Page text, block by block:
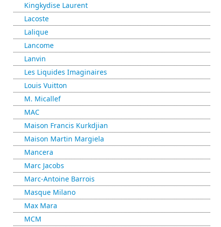
Kingkydise Laurent
Lacoste
Lalique
Lancome
Lanvin
Les Liquides Imaginaires
Louis Vuitton
M. Micallef
MAC
Maison Francis Kurkdjian
Maison Martin Margiela
Mancera
Marc Jacobs
Marc-Antoine Barrois
Masque Milano
Max Mara
MCM